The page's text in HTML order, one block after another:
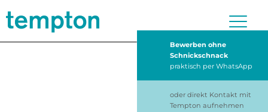
Bewerben ohne
Schnickschnack
praktisch per WhatsApp
oder direkt Kontakt mit
Tempton aufnehmen